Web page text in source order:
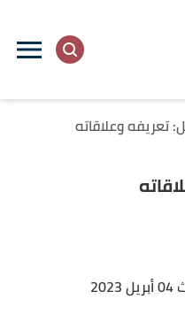
تعريفه وعلاقاته